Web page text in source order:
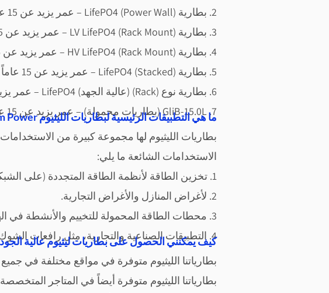
2. بطارية
3. بطارية LV LifePO4 (Rack Mount) – عمر يزيد عن 15 عام
4. بطارية HV LifePO4 (Rack Mount) – عمر يزيد عن 15 عام
5. بطارية LifePO4 (Stacked) – عمر يزيد عن 15 عام
اً مع
6. بطارية نوع (Rack) (عالية الجهد) LifePO4 – عمر يزيد عن 15 عام
7. GliB-15.0L (بطاريات محمولة) – عمر يزيد عن 15 عام
في كينيا؟Vantom Power ما هي التطبيقات الرئيسية لبطاريات الليثيوم
بطاريات الليثيوم لها مجموعة كبيرة من
الاستخدامات الشائعة ما يلي:
1. تخزين الطاقة لأن
ظمة الطاقة المتجددة (على
2. لأغراض المنازل والأغراض التجارية.
3. محطات الطاقة المحمولة للتخييم والأنشطة في الهواء الطلق وحالات الطوارئ.
4. التطبيقات الصناعية والتجارية، مثل رافعات الشوك ومعدات البناء والطاقة الاحتياطية للاتصالات
كيف يمكنني الحصول على بطاريات ليثيوم عالية
بطارياتنا الليثيوم متوفرة في مواقع مختلفة في
بطارياتنا الليثيوم متوفرة أيضاً في المتاجر